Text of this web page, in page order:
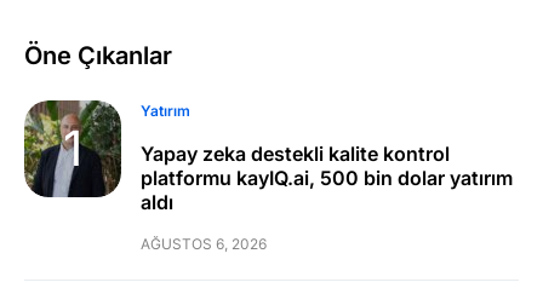
Öne Çıkanlar
Yatırım
Yapay zeka destekli kalite kontrol
platformu kayIQ.ai, 500 bin dolar yatırım
aldı
AĞUSTOS 6, 2026